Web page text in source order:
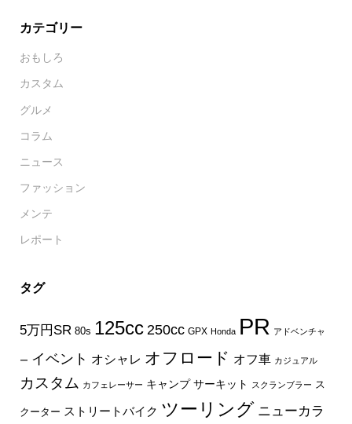
カテゴリー
おもしろ
カスタム
グルメ
コラム
ニュース
ファッション
メンテ
レポート
タグ
5万円SR 80s 125cc 250cc GPX Honda PR アドベンチャ
ー イベント オシャレ オフロード オフ車 カジュアル
カスタム カフェレーサー キャンプ サーキット スクランブラー ス
クーター ストリートバイク ツーリング ニューカラ